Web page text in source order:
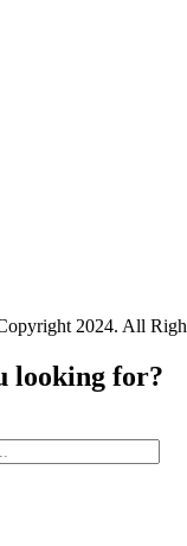
2024. All
looking for?